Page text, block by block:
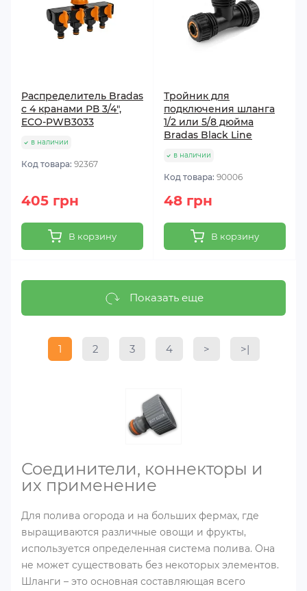
Распределитель Bradas
с 4 кранами РВ 3/4",
ECO-PWB3033
в наличии
Код товара: 92367
405 грн
В корзину
Тройник для
подключения шланга
1/2 или 5/8 дюйма
Bradas Black Line
в наличии
Код товара: 90006
48 грн
В корзину
Показать еще
1 2 3 4 > >|
Соединители, коннекторы и
их применение
Для полива огорода и на больших фермах, где
выращиваются различные овощи и фрукты,
используется определенная система полива. Она
не может существовать без некоторых элементов.
Шланги – это основная составляющая всего